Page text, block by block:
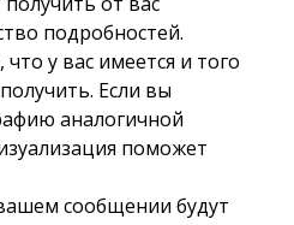
подробностей.
у вас имеется и того
Если вы
аналогичной
поможет
сообщении будут